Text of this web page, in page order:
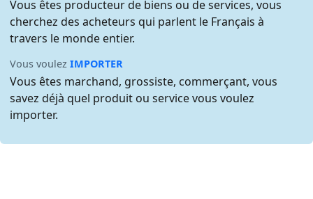
Vous êtes producteur de biens ou de services, vous
cherchez des acheteurs qui parlent le Français à
travers le monde entier.
Vous voulezIMPORTER
Vous êtes marchand, grossiste, commerçant, vous
savez déjà quel produit ou service vous voulez
importer.